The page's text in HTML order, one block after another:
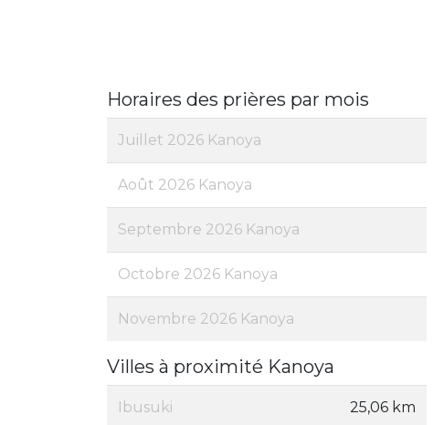
Horaires des prières par mois
Juillet 2026 Kanoya
Août 2026 Kanoya
Septembre 2026 Kanoya
Octobre 2026 Kanoya
Novembre 2026 Kanoya
Villes à proximité Kanoya
Ibusuki 25,06 km